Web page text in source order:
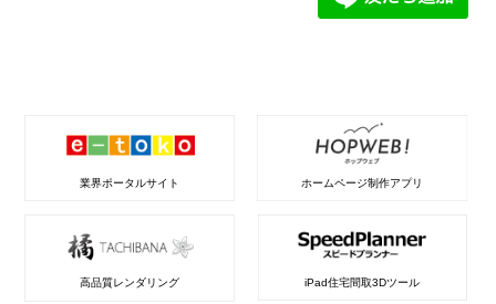
業界ポータルサイト ホームページ制作アプリ
高品質レンダリング iPad住宅間取3Dツール